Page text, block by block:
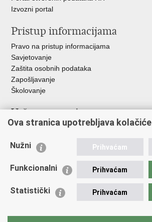
Izvozni portal
Pristup informacijama
Pravo na pristup informacijama
Savjetovanje
Zaštita osobnih podataka
Zapošljavanje
Školovanje
Važne poveznice
Ministarstvo unutarnjih poslova
Udruge
Policijska akademija
Zaklada policijske solidarnosti
Vučetić"
Ova stranica upotrebljava kolačiće
Nužni Prihvaćam
Funkcionalni Prihvaćam
Statistički Prihvaćam